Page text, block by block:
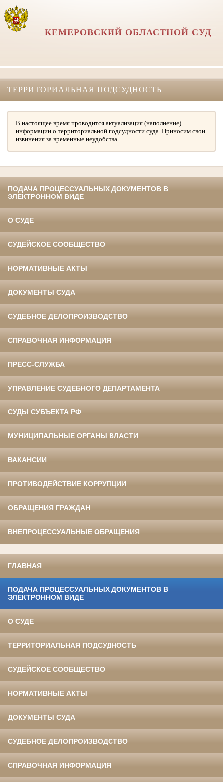
КЕМЕРОВСКИЙ ОБЛАСТНОЙ СУД
ТЕРРИТОРИАЛЬНАЯ ПОДСУДНОСТЬ
В настоящее время проводится актуализация (наполнение)
информации о территориальной подсудности суда. Приносим свои
извинения за временные неудобства.
ПОДАЧА ПРОЦЕССУАЛЬНЫХ ДОКУМЕНТОВ В
ЭЛЕКТРОННОМ ВИДЕ
О СУДЕ
СУДЕЙСКОЕ СООБЩЕСТВО
НОРМАТИВНЫЕ АКТЫ
ДОКУМЕНТЫ СУДА
СУДЕБНОЕ ДЕЛОПРОИЗВОДСТВО
СПРАВОЧНАЯ ИНФОРМАЦИЯ
ПРЕСС-СЛУЖБА
УПРАВЛЕНИЕ СУДЕБНОГО ДЕПАРТАМЕНТА
СУДЫ СУБЪЕКТА РФ
МУНИЦИПАЛЬНЫЕ ОРГАНЫ ВЛАСТИ
ВАКАНСИИ
ПРОТИВОДЕЙСТВИЕ КОРРУПЦИИ
ОБРАЩЕНИЯ ГРАЖДАН
ВНЕПРОЦЕССУАЛЬНЫЕ ОБРАЩЕНИЯ
ГЛАВНАЯ
ПОДАЧА ПРОЦЕССУАЛЬНЫХ ДОКУМЕНТОВ В
ЭЛЕКТРОННОМ ВИДЕ
О СУДЕ
ТЕРРИТОРИАЛЬНАЯ ПОДСУДНОСТЬ
СУДЕЙСКОЕ СООБЩЕСТВО
НОРМАТИВНЫЕ АКТЫ
ДОКУМЕНТЫ СУДА
СУДЕБНОЕ ДЕЛОПРОИЗВОДСТВО
СПРАВОЧНАЯ ИНФОРМАЦИЯ